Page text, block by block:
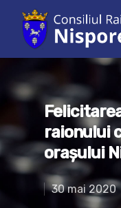
Hit enter to
raionului
orașului
30 mai 2020